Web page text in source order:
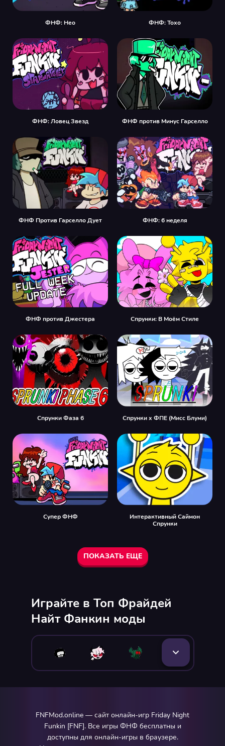
ФНФ: Нео ФНФ: Тохо
ФНФ: Ловец Звезд ФНФ против Минус Гарселло
ФНФ Против Гарселло Дует ФНФ: 6 неделя
ФНФ против Джестера Спрунки: В Моём Стиле
Спрунки Фаза 6 Спрунки x ФПЕ (Мисс Блуми)
Супер ФНФ
Интерактивный Саймон
Спрунки
ПОКАЗАТЬ ЕЩЕ
Играйте в Топ Фрайдей
Найт Фанкин моды
FNFMod.online — сайт онлайн-игр Friday Night
Funkin [FNF]. Все игры ФНФ бесплатны и
доступны для онлайн-игры в браузере.